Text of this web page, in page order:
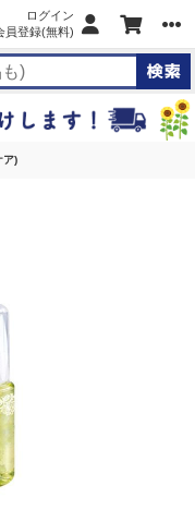
ログイン
員登録(無料)
ア)